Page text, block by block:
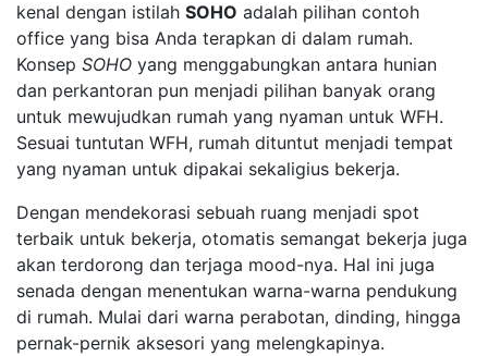
kenal dengan istilah SOHO adalah pilihan contoh
office yang bisa Anda terapkan di dalam rumah.
Konsep SOHO yang menggabungkan antara hunian
dan perkantoran pun menjadi pilihan banyak orang
untuk mewujudkan rumah yang nyaman untuk WFH.
Sesuai tuntutan WFH, rumah dituntut menjadi tempat
yang nyaman untuk dipakai sekaligius bekerja.
Dengan mendekorasi sebuah ruang menjadi spot
terbaik untuk bekerja, otomatis semangat bekerja juga
akan terdorong dan terjaga mood-nya. Hal ini juga
senada dengan menentukan warna-warna pendukung
di rumah. Mulai dari warna perabotan, dinding, hingga
pernak-pernik aksesori yang melengkapinya.